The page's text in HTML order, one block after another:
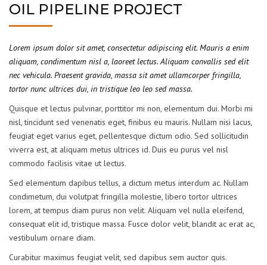
OIL PIPELINE PROJECT
Lorem ipsum dolor sit amet, consectetur adipiscing elit. Mauris a enim
aliquam, condimentum nisl a, laoreet lectus. Aliquam convallis sed elit
nec vehicula. Praesent gravida, massa sit amet ullamcorper fringilla,
tortor nunc ultrices dui, in tristique leo leo sed massa.
Quisque et lectus pulvinar, porttitor mi non, elementum dui. Morbi mi
nisl, tincidunt sed venenatis eget, finibus eu mauris. Nullam nisi lacus,
feugiat eget varius eget, pellentesque dictum odio. Sed sollicitudin
viverra est, at aliquam metus ultrices id. Duis eu purus vel nisl
commodo facilisis vitae ut lectus.
Sed elementum dapibus tellus, a dictum metus interdum ac. Nullam
condimetum, dui volutpat fringilla molestie, libero tortor ultrices
lorem, at tempus diam purus non velit. Aliquam vel nulla eleifend,
consequat elit id, tristique massa. Fusce dolor velit, blandit ac erat ac,
vestibulum ornare diam.
Curabitur maximus feugiat velit, sed dapibus sem auctor quis.